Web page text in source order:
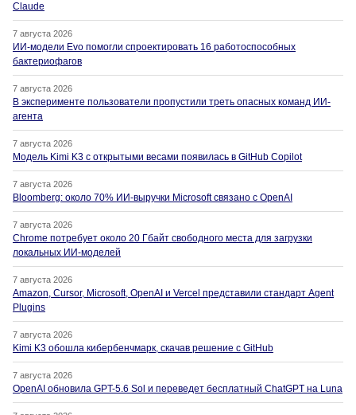
Claude
7 августа 2026
ИИ-модели Evo помогли спроектировать 16 работоспособных
бактериофагов
7 августа 2026
В эксперименте пользователи пропустили треть опасных команд ИИ-
агента
7 августа 2026
Модель Kimi K3 с открытыми весами появилась в GitHub Copilot
7 августа 2026
Bloomberg: около 70% ИИ-выручки Microsoft связано с OpenAI
7 августа 2026
Chrome потребует около 20 Гбайт свободного места для загрузки
локальных ИИ-моделей
7 августа 2026
Amazon, Cursor, Microsoft, OpenAI и Vercel представили стандарт Agent
Plugins
7 августа 2026
Kimi K3 обошла кибербенчмарк, скачав решение с GitHub
7 августа 2026
OpenAI обновила GPT-5.6 Sol и переведет бесплатный ChatGPT на Luna